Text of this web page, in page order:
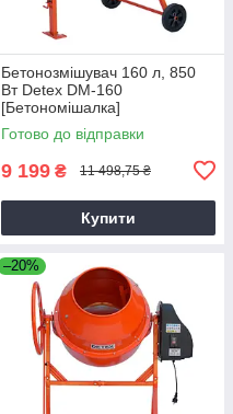
Бетонозмішувач 160 л, 850
Вт Detex DM-160
[Бетономішалка]
Готово до відправки
9 199 ₴ 11 498,75 ₴
Купити
–20%